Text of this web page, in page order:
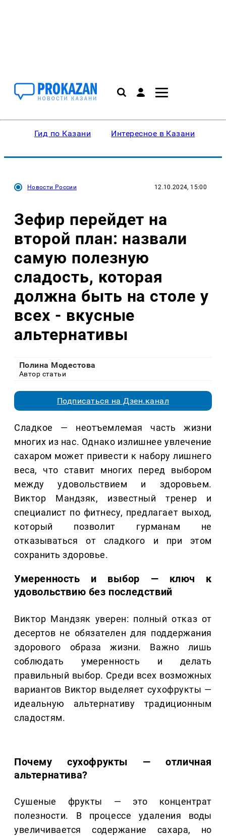
Гид по Казани Интересное в Казани
Новости России 12.10.2024, 15:00
Зефир перейдет на
второй план: назвали
самую полезную
сладость, которая
должна быть на столе у
всех - вкусные
альтернативы
Полина Модестова
Автор статьи
Подписаться на Дзен.канал
Сладкое — неотъемлемая часть жизни
многих из нас. Однако излишнее увлечение
сахаром может привести к набору лишнего
веса, что ставит многих перед выбором
между удовольствием и здоровьем.
Виктор Мандзяк, известный тренер и
специалист по фитнесу, предлагает выход,
который позволит гурманам не
отказываться от сладкого и при этом
сохранить здоровье.
Умеренность и выбор — ключ к
удовольствию без последствий
Виктор Мандзяк уверен: полный отказ от
десертов не обязателен для поддержания
здорового образа жизни. Важно лишь
соблюдать умеренность и делать
правильный выбор. Среди всех возможных
вариантов Виктор выделяет сухофрукты —
идеальную альтернативу традиционным
сладостям.
Почему сухофрукты — отличная
альтернатива?
Сушеные фрукты — это концентрат
полезности. В процессе удаления воды
увеличивается содержание сахара, но